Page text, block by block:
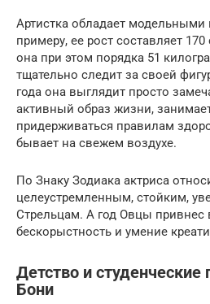
Артистка обладает
примеру, ее рост составляет
она при этом порядка 51
тщательно следит за своей
года она выглядит просто
активный образ жизни,
придерживаться правилам
бывает на свежем воздухе.
По Знаку Зодиака актриса
целеустремленным, стойким,
Стрельцам. А год Овцы привнес
бескорыстность и умение
Детство и
Бони